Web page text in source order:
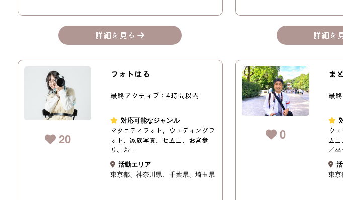
詳細を見る 詳細を
20
フォトはる
最終アクティブ：4時間以内
対応可能なジャンル
マタニティフォト、ウェディングフ
ォト、家族写真、七五三、お宮参
り、お…
活動エリア
東京都
神奈川県 千葉県 埼玉県
0
ま
最
ウ
五
／
東